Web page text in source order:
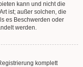
kann und nicht die
ist; außer solchen, die
es Beschwerden oder
werden.
komplett